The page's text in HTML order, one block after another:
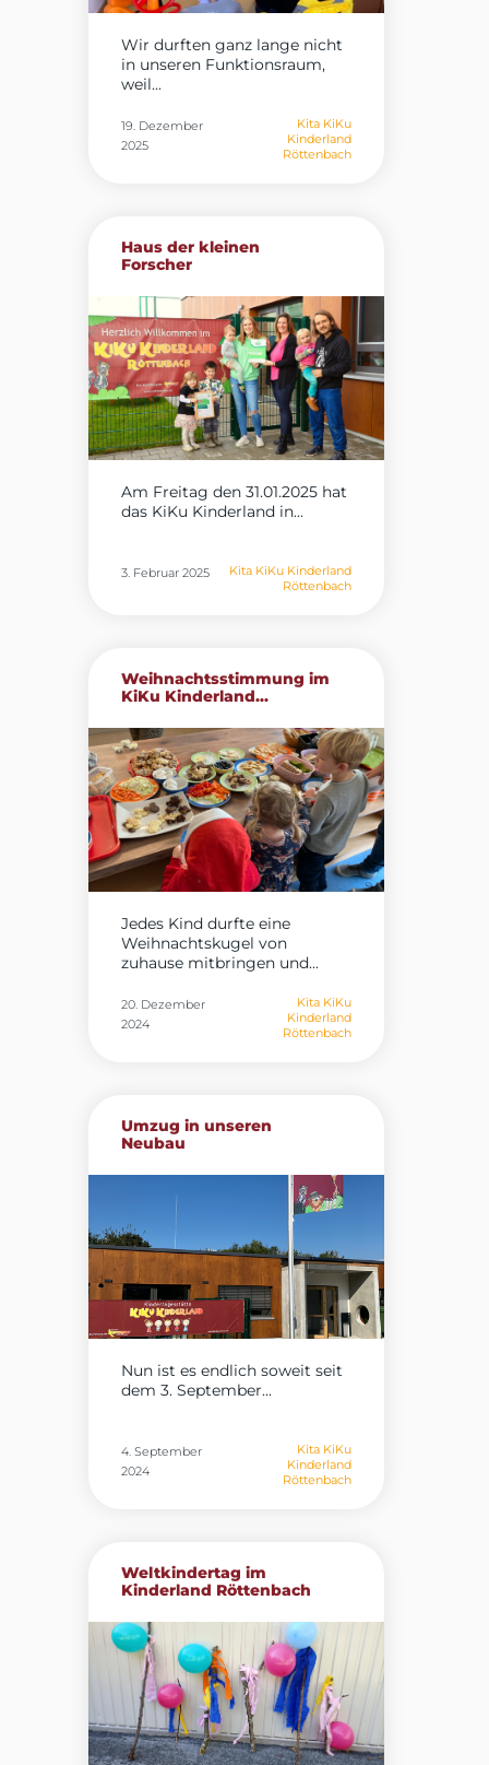
Wir durften ganz lange nicht
in unseren Funktionsraum,
weil...
19. Dezember
2025
Kita KiKu
Kinderland
Röttenbach
Haus der kleinen
Forscher
Am Freitag den 31.01.2025 hat
das KiKu Kinderland in...
3. Februar 2025
Kita KiKu Kinderland
Röttenbach
Weihnachtsstimmung im
KiKu Kinderland...
Jedes Kind durfte eine
Weihnachtskugel von
zuhause mitbringen und...
20. Dezember
2024
Kita KiKu
Kinderland
Röttenbach
Umzug in unseren
Neubau
Nun ist es endlich soweit seit
dem 3. September...
4. September
2024
Kita KiKu
Kinderland
Röttenbach
Weltkindertag im
Kinderland Röttenbach